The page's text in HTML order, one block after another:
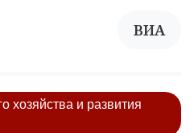
ВИА
хозяйства и развития